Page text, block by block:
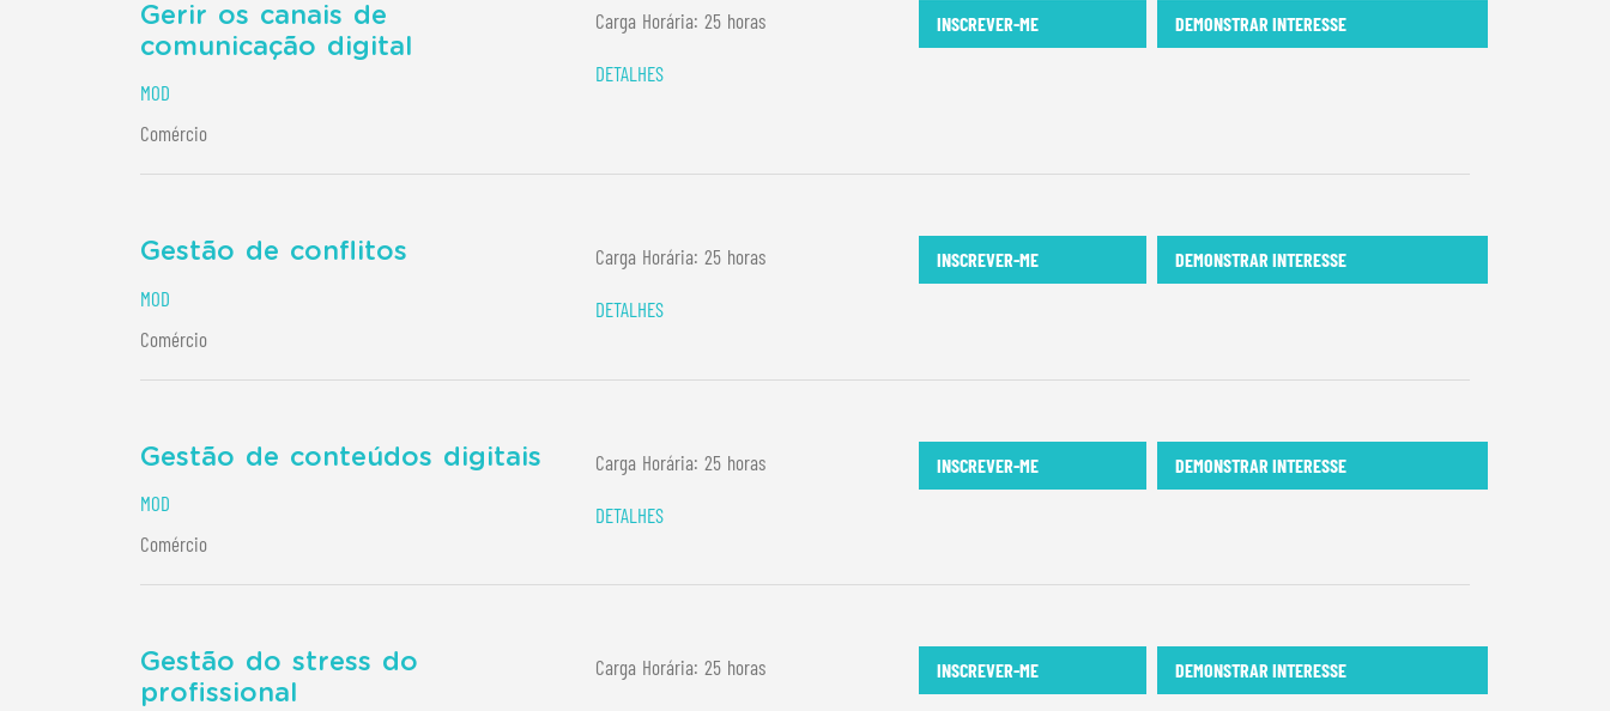
Gerir os canais de
comunicação digital
MOD
Comércio
Carga Horária: 25 horas
DETALHES
INSCREVER-ME DEMONSTRAR INTERESSE
Gestão de conflitos
MOD
Comércio
Carga Horária: 25 horas
DETALHES
INSCREVER-ME DEMONSTRAR INTERESSE
Gestão de conteúdos digitais
MOD
Comércio
Carga Horária: 25 horas
DETALHES
INSCREVER-ME DEMONSTRAR INTERESSE
Gestão do stress do
profissional
Carga Horária: 25 horas INSCREVER-ME DEMONSTRAR INTERESSE